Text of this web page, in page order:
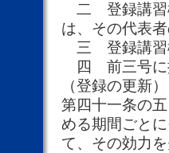
二 登録講習
は、その代表
三 登録講習
四 前三号に
（登録の更新）
第四十一条の
める期間ごと
て、その効力